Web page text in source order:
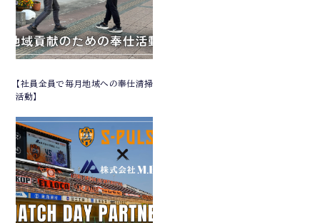
【社員全員で毎月地域への奉仕清掃
活動】